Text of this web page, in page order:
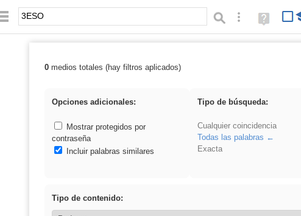
Palabra o frase: Búsqueda avanzada
Ayuda
(en
Resultados de: 3ESO
0medios totales (hay filtros aplicados)
Opciones adicionales:
Mostrar protegidos por
contraseña
Incluir palabras similares
Tipo de búsqueda:
Cualquier coincidencia
Todas las palabras
Exacta
Tipo de contenido: